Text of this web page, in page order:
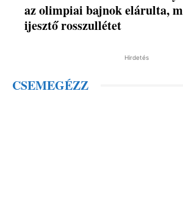
az olimpiai bajnok elárulta,
ijesztő rosszullétet
Hirdetés
CSEMEGÉZZ